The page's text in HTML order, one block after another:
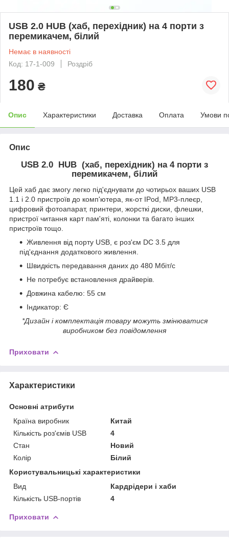
USB 2.0 HUB (хаб, перехідник) на 4 порти з
перемикачем, білий
Немає в наявності
Код: 17-1-009
Роздріб
180 ₴
Опис Характеристики Доставка Оплата Умови
Опис
USB 2.0 HUB (хаб, перехідник) на 4 порти з
перемикачем, білий
Цей хаб дає змогу легко під'єднувати до чотирьох ваших USB
1.1 і 2.0 пристроїв до комп'ютера, як-от IPod, MP3-плеєр,
цифровий фотоапарат, принтери, жорсткі диски, флешки,
пристрої читання карт пам'яті, колонки та багато інших
пристроїв тощо.
Живлення від порту USB, є роз'єм DC 3.5 для
під'єднання додаткового живлення.
Швидкість передавання даних до 480 Мбіт/с
Не потребує встановлення драйверів.
Довжина кабелю: 55 см
Індикатор: Є
*Дизайн і комплектація товару можуть змінюватися
виробником без повідомлення
Приховати
Характеристики
Основні атрибути
Країна виробник
Китай
Кількість роз'ємів USB
4
Стан
Новий
Колір
Білий
Користувальницькі характеристики
Вид
Кардрідери і хаби
Кількість USB-портів
4
Приховати